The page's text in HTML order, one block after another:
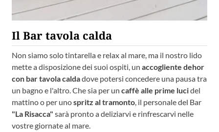
Il Bar tavola calda
Non siamo solo tintarella e relax al mare, ma il nostro lido
mette a disposizione dei suoi ospiti, un accogliente dehor
con bar tavola caldadove potersi concedere una pausa tra
un bagno e l'altro. Che sia per un caffè alle prime lucidel
mattino o per unospritz al tramonto, il personale del Bar
"La Risacca" sarà pronto a deliziarvi e rinfrescarvi nelle
vostre giornate al mare.